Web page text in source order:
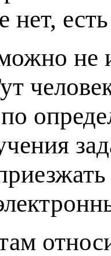
нет,
не